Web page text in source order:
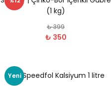
(1 kg)
₺ 399
₺ 350
Yeni
DRT Speedfol Kalsiyum 1 litre